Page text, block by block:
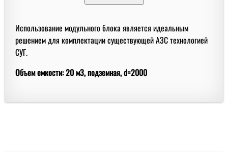
Использование модульного блока является идеальным
решением для комплектации существующей АЗС технологией
СУГ.
Объем емкости: 20 м3, подземная, d=2000